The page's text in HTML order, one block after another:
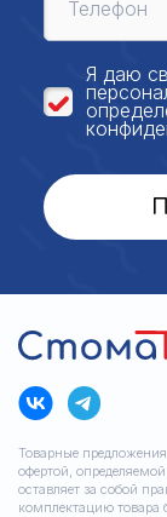
Я даю
Товарные
офертой,
оставляет за собой
комплектацию товара